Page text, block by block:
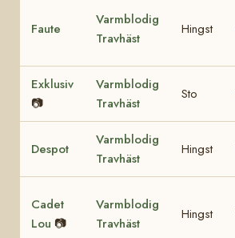
Faute
Varmblodig
Travhäst
Hingst
Exklusiv
📷
Varmblodig
Travhäst
Sto
Despot
Varmblodig
Travhäst
Hingst
Cadet
Lou 📷
Varmblodig
Travhäst
Hingst